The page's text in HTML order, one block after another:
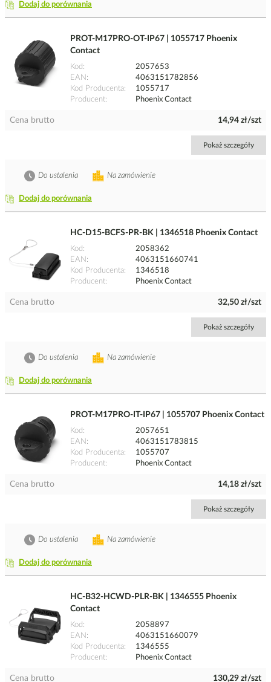
Dodaj do porównania
PROT-M17PRO-OT-IP67 | 1055717 Phoenix
Contact
Kod
2057653
EAN
4063151782856
Kod Producenta
1055717
Producent
Phoenix Contact
Cena brutto 14,94 zł/szt
Pokaż szczegóły
Dodaj do porównania
Na zamówienie
Do ustalenia
HC-D15-BCFS-PR-BK | 1346518 Phoenix Contact
Kod
2058362
EAN
4063151660741
Kod Producenta
1346518
Producent
Phoenix Contact
Cena brutto 32,50 zł/szt
Pokaż szczegóły
Dodaj do porównania
Na zamówienie
Do ustalenia
PROT-M17PRO-IT-IP67 | 1055707 Phoenix Contact
Kod
2057651
EAN
4063151783815
Kod Producenta
1055707
Producent
Phoenix Contact
Cena brutto 14,18 zł/szt
Pokaż szczegóły
Dodaj do porównania
Na zamówienie
Do ustalenia
HC-B32-HCWD-PLR-BK | 1346555 Phoenix
Contact
Kod
2058897
EAN
4063151660079
Kod Producenta
1346555
Producent
Phoenix Contact
Cena brutto 130,29 zł/szt